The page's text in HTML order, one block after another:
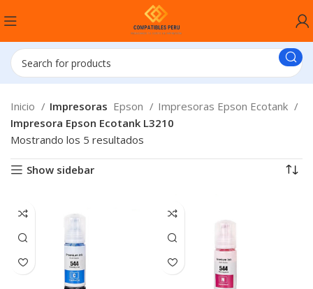
Inicio Impresoras Epson
Impresoras Epson Ecotank
Impresora Epson Ecotank L3210
Mostrando los 5 resultados
Show sidebar